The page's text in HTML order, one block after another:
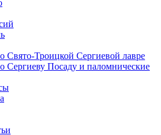
Свято-Троицкой Сергиевой лавре
Сергиеву Посаду и паломнические